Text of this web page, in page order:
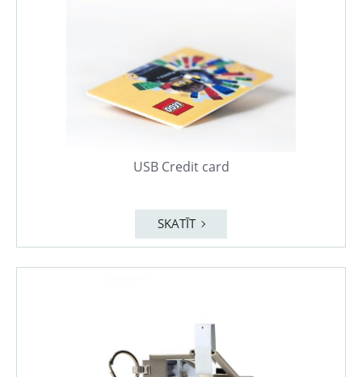
USB Credit card
SKATĪT